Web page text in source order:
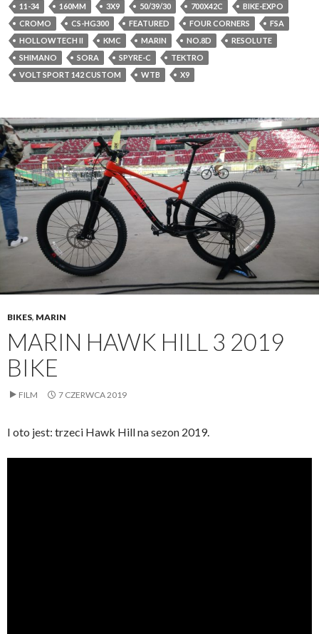
11-34 160MM 3X9 50/39/30 700X42C
BIKE-EXPO
CROMO
CS-HG300 FEATURED FOUR CORNERS
FSA
HOLLOWTECH II
KMC MARIN NO.8D
RESOLUTE
SHIMANO
SORA SPYRE-C
TEKTRO
VOLT SPORT 142 CUSTOM
WTB X9
BIKES, MARIN
MARIN HAWK HILL 3 2019
BIKE
FILM 7 CZERWCA 2019
I oto jest: trzeci Hawk Hill na sezon 2019.